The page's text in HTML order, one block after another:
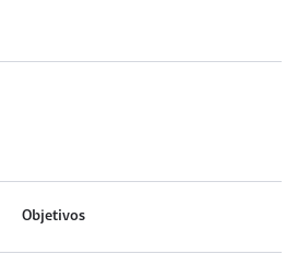
Objetivos